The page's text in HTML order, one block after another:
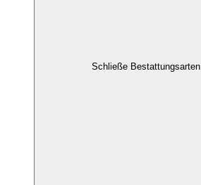
Schließe Bestattungsarten